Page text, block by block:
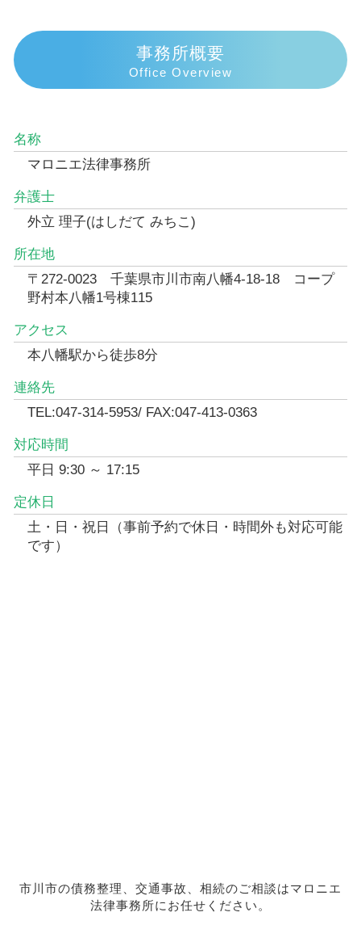
事務所概要
Office Overview
名称
マロニエ法律事務所
弁護士
外立 理子(はしだて みちこ)
所在地
〒272-0023 千葉県市川市南八幡4-18-18 コープ
野村本八幡1号棟115
アクセス
本八幡駅から徒歩8分
連絡先
TEL:047-314-5953/ FAX:047-413-0363
対応時間
平日 9:30 ～ 17:15
定休日
土・日・祝日（事前予約で休日・時間外も対応可能
です）
市川市の債務整理、交通事故、相続のご相談はマロニエ
法律事務所にお任せください。